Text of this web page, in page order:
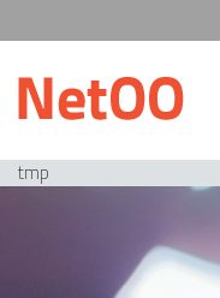
tmp